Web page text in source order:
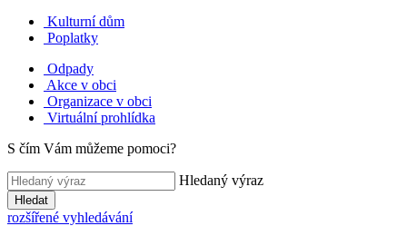
Kulturní dům
Poplatky
Odpady
Akce v obci
Organizace v obci
Virtuální prohlídka
S čím Vám můžeme pomoci?
Hledaný výraz
Hledat
rozšířené vyhledávání